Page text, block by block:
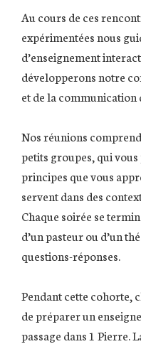
Au cours de ces
expérimentées nous
d’enseignement
développerons notre
et de la communication
Nos réunions
petits groupes, qui
principes que vous
servent dans des
Chaque soirée se
d’un pasteur ou d’un
questions-réponses.
Pendant cette cohorte,
de préparer un
passage dans 1 Pierre.